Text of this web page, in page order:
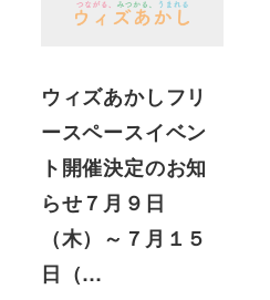
ウィズあかしフリ
ースペースイベン
ト開催決定のお知
らせ７月９日
（木）～７月１５
日（…